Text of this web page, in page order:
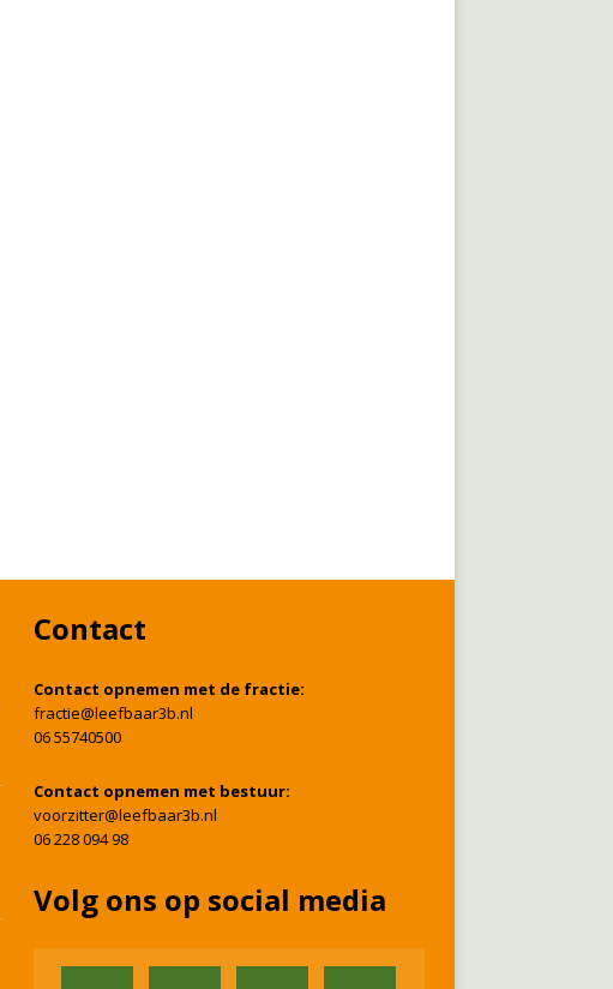
Contact
Contact opnemen met de fractie:
fractie@leefbaar3b.nl
06 55740500
Contact opnemen met bestuur:
voorzitter@leefbaar3b.nl
06 228 094 98
Volg ons op social media